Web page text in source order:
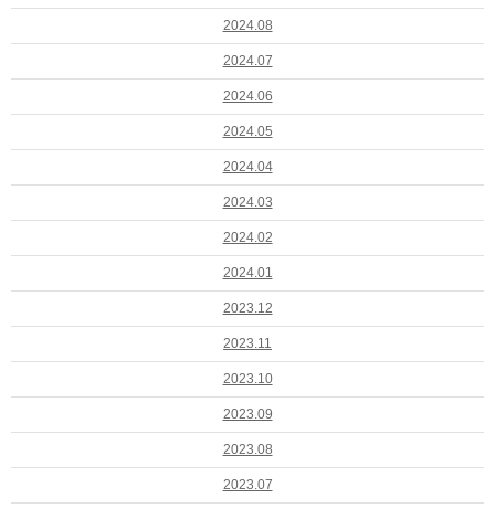
2024.08
2024.07
2024.06
2024.05
2024.04
2024.03
2024.02
2024.01
2023.12
2023.11
2023.10
2023.09
2023.08
2023.07